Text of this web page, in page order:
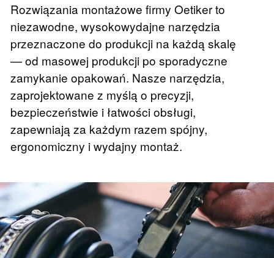
Rozwiązania montażowe firmy Oetiker to
niezawodne, wysokowydajne narzędzia
przeznaczone do produkcji na każdą skalę
— od masowej produkcji po sporadyczne
zamykanie opakowań. Nasze narzędzia,
zaprojektowane z myślą o precyzji,
bezpieczeństwie i łatwości obsługi,
zapewniają za każdym razem spójny,
ergonomiczny i wydajny montaż.